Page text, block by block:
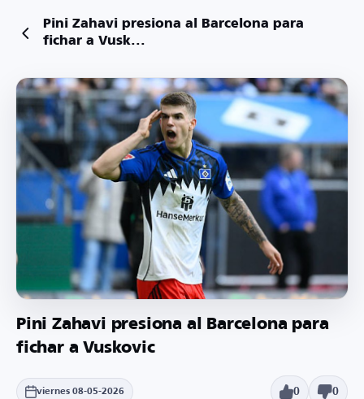
Pini Zahavi presiona al Barcelona para
fichar a Vusk...
Pini Zahavi presiona al Barcelona para
fichar a Vuskovic
viernes 08-05-2026 0 0